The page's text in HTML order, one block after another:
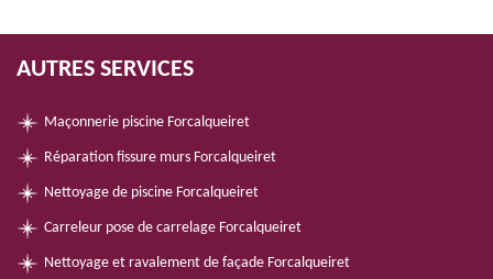
AUTRES SERVICES
Maçonnerie piscine Forcalqueiret
Réparation fissure murs Forcalqueiret
Nettoyage de piscine Forcalqueiret
Carreleur pose de carrelage Forcalqueiret
Nettoyage et ravalement de façade Forcalqueiret